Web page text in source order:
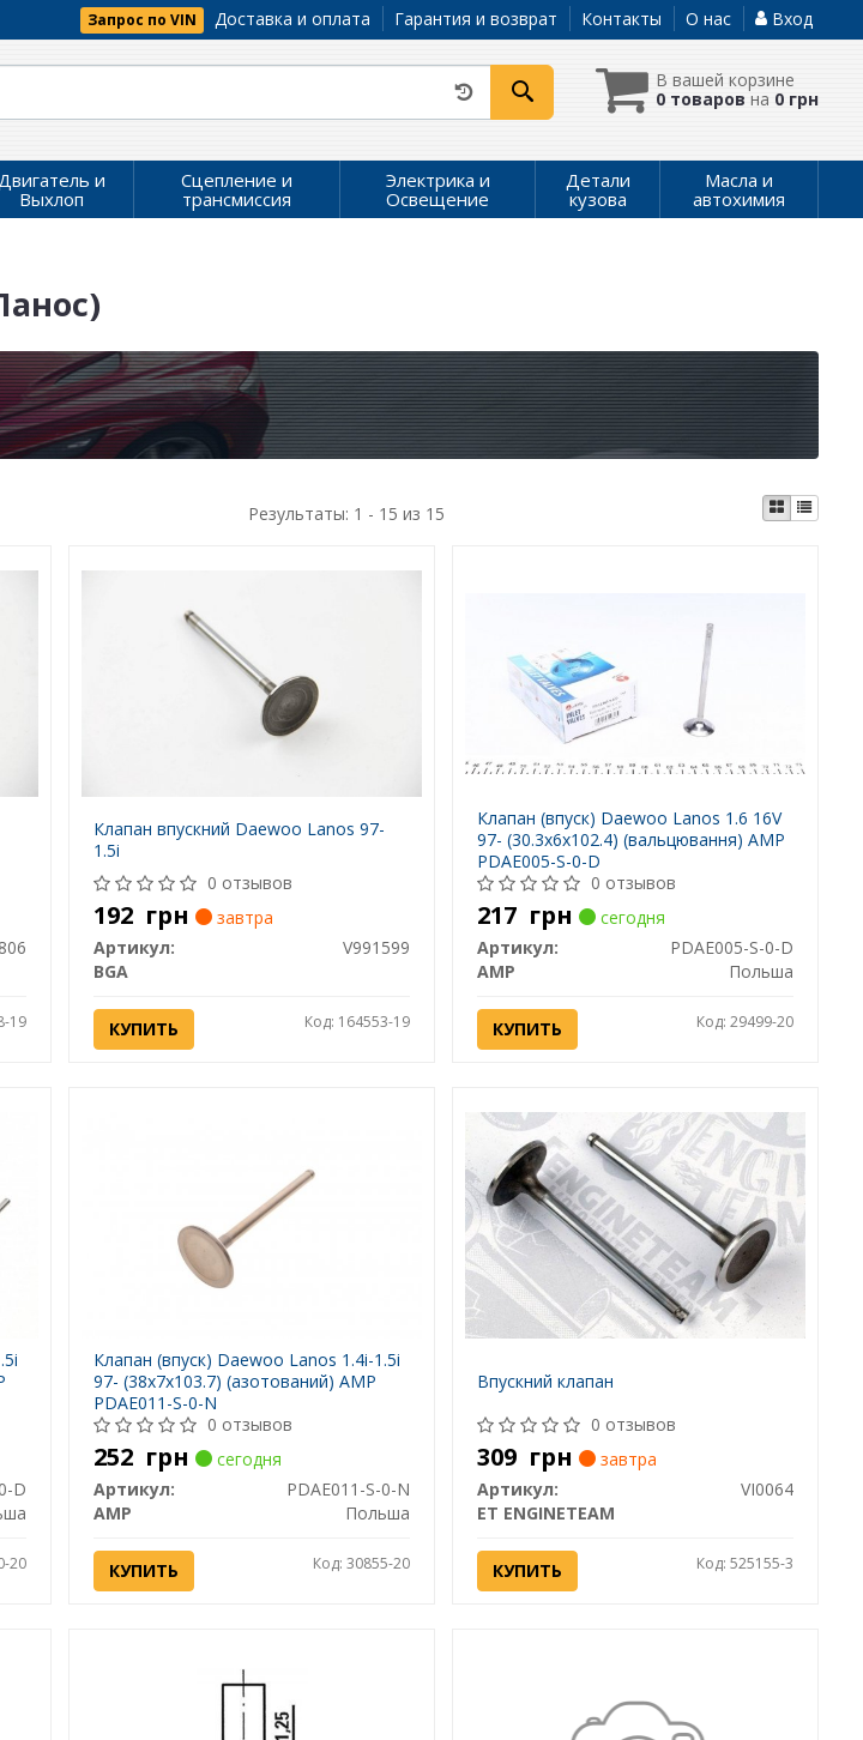
Запрос по VIN Доставка и оплата Гарантия и возврат Контакты О нас Вход
В вашей корзине
0 товаров на 0 грн
и
Выхлоп
Сцепление и
трансмиссия
Электрика и
Освещение
Детали
кузова
Масла и
автохимия
Результаты: 1 - 15 из 15
19
Клапан впускний Daewoo Lanos 97-
1.5i
0 отзывов
192 грн
завтра
Артикул:
V991599
BGA
КУПИТЬ Код: 164553-19
Клапан (впуск) Daewoo Lanos 1.6 16V
97- (30.3x6x102.4) (вальцювання) AMP
PDAE005-S-0-D
0 отзывов
217 грн
сегодня
Артикул:
PDAE005-S-0-D
AMP
Польша
КУПИТЬ Код: 29499-20
D
20
Клапан (впуск) Daewoo Lanos 1.4i-1.5i
97- (38x7x103.7) (азотований) AMP
PDAE011-S-0-N
0 отзывов
252 грн
сегодня
Артикул:
PDAE011-S-0-N
AMP
Польша
КУПИТЬ Код: 30855-20
Впускний клапан
0 отзывов
309 грн
завтра
Артикул:
VI0064
ET ENGINETEAM
КУПИТЬ Код: 525155-3